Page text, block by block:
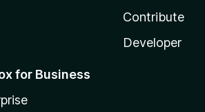
for Business
Contribute
Developer